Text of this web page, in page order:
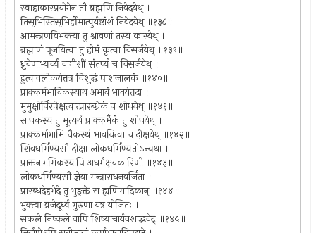
स्वाहाकारप्रयोगेन तौ ब्रह्मणि निवेदयेथ् ।
तिसृभिस्तिसृभिर्होमात्पुर्यष्टांशं निवेदयेथ् ॥१३८॥
आमन्त्रणविभक्त्या तु श्रावणां तस्य कारयेथ् ।
ब्रह्माणं पूजयित्वा तु होमं कृत्वा विसर्जयेथ् ॥१३९॥
ध्रुवेणाभ्यर्च्य वागीशीं संतर्प्य च विसर्जयेथ् ।
हुत्वावलोकयेत्तत्र विशुद्धं पाशजालकं ॥१४०॥
प्राक्कर्मभाविकस्याथ अभावं भावयेत्तदा ।
मुमुक्षोर्निरपेक्षत्वात्प्रारब्ध्रेकं न शोधयेथ् ॥१४१॥
साधकस्य तु भूत्यर्थं प्राक्कर्मैकं तु शोधयेथ् ।
प्राक्कर्मागामि चैकस्थं भावयित्वा च दीक्षयेथ् ॥१४२॥
शिवधर्मिण्यसौ दीक्षा लोकधर्मिण्यतोऽन्यथा ।
प्राक्तनागमिकस्यापि अधर्मक्षयकारिणी ॥१४३॥
लोकधर्मिण्यसौ ज्ञेया मन्त्राराधनवर्जिता ।
प्रारब्धदेहभेदे तु भुङ्क्ते स ह्यणिमादिकान् ॥१४४॥
भुक्त्वा व्रजेदूर्ध्वं गुरुणा यत्र योजितः ।
सकले निष्कले वापि शिष्याचार्यवशाद्भवेद् ॥१४५॥